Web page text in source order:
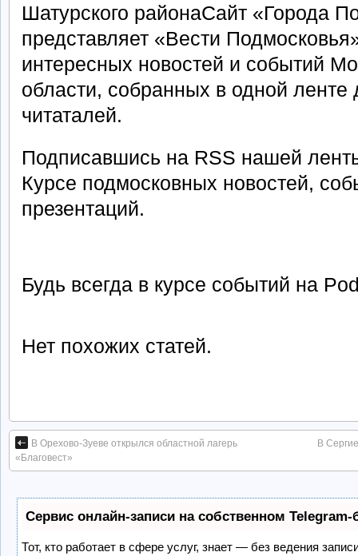
Шатурского районаСайт «Города
представляет «Вести
интересных новостей и событий
области, собранных в одной
читаталей.
Подписавшись на RSS нашей
Курсе подмосковных новостей,
презентаций.
Будь всегда в курсе событий на
Нет похожих статей.
В Орехово-Зуеве открылся областной лагерь
«Благовест»
В
Сервис онлайн-записи на собственном Telegram-
Тот, кто работает в сфере услуг, знает — без ведения